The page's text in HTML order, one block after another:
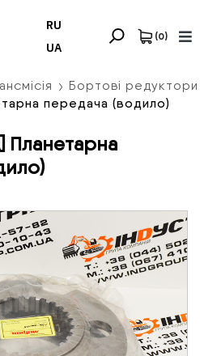
RU
UA
(0)
Бортові редуктори
передача (водило)
Планетарна